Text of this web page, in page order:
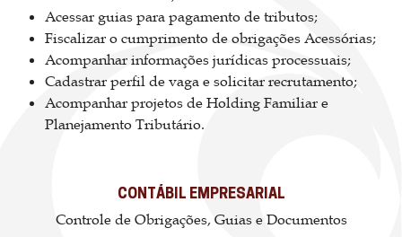
Acessar guias para pagamento de tributos;
Fiscalizar o cumprimento de obrigações Acessórias;
Acompanhar informações jurídicas processuais;
Cadastrar perfil de vaga e solicitar recrutamento;
Acompanhar projetos de Holding Familiar e
Planejamento Tributário.
CONTÁBIL EMPRESARIAL
Controle de Obrigações, Guias e Documentos